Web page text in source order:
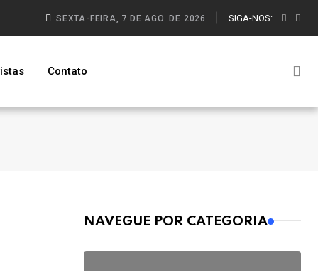
SEXTA-FEIRA, 7 DE AGO. DE 2026 SIGA-NOS:
Contato
MAIS VISTOS
NAVEGUE POR CATEGORIA